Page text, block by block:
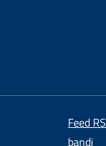
Feed
bandi